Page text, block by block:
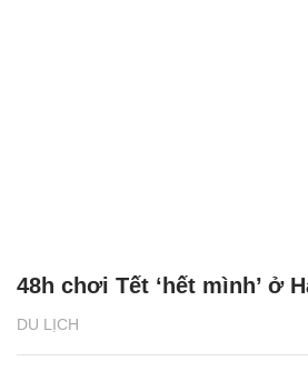
DU LỊCH
48h chơi Tết ‘hết mình’ ở